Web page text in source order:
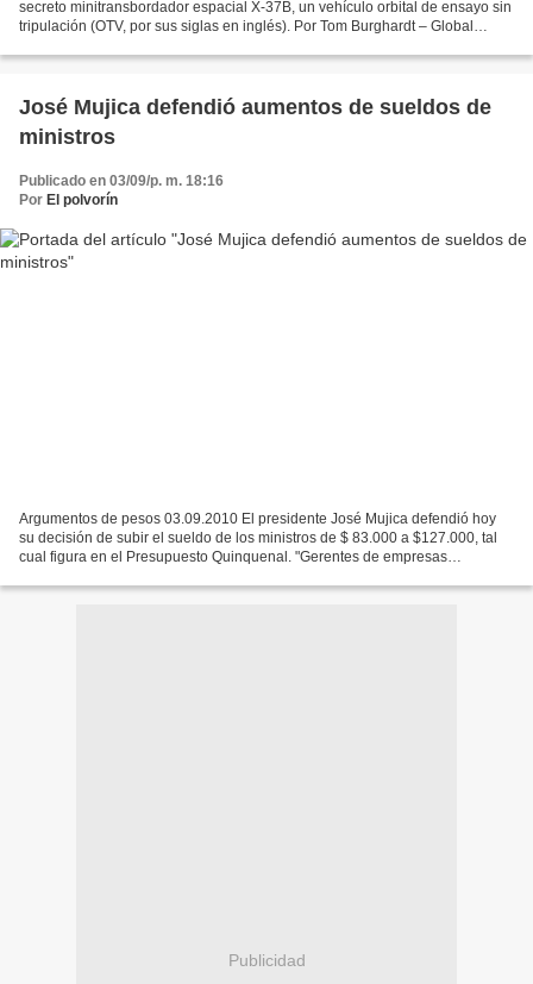
secreto minitransbordador espacial X-37B, un vehículo orbital de ensayo sin
tripulación (OTV, por sus siglas en inglés). Por Tom Burghardt – Global
José Mujica defendió aumentos de sueldos de
ministros
Publicado en 03/09/p. m. 18:16
Por El polvorín
Argumentos de pesos 03.09.2010 El presidente José Mujica defendió hoy
su decisión de subir el sueldo de los ministros de $ 83.000 a $127.000, tal
cual figura en el Presupuesto Quinquenal. "Gerentes de empresas
Publicidad